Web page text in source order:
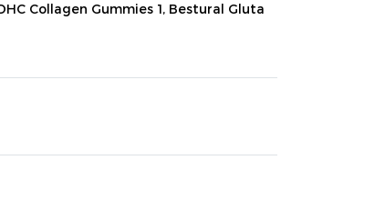
Collagen Gummies 1, Bestural Gluta